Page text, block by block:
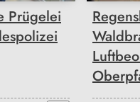
Prügelei